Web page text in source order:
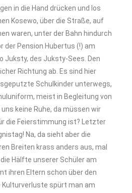
in die Hand drücken und los
Kosewo, über die Straße, auf
waren, unter der Bahn hindurch
der Pension Hubertus (!) am
Juksty, des Juksty-Sees. Den
Richtung ab. Es sind hier
Schulkinder unterwegs,
meist in Begleitung von
keine Ruhe, da müssen wir
die Feierstimmung ist? Letzter
Na, da sieht aber die
Breiten krass anders aus, mal
Hälfte unserer Schüler am
ihren Eltern schon über den
Kulturverluste spürt man am